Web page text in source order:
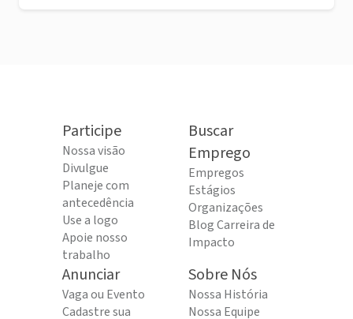
Participe
Nossa visão
Divulgue
Planeje com
antecedência
Use a logo
Apoie nosso
trabalho
Buscar
Emprego
Empregos
Estágios
Organizações
Blog Carreira de
Impacto
Anunciar
Vaga ou Evento
Cadastre sua
Sobre Nós
Nossa História
Nossa Equipe